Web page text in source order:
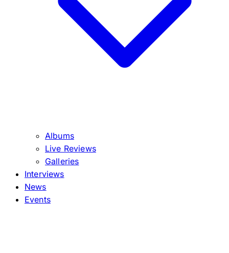
Albums
Live Reviews
Galleries
Interviews
News
Events